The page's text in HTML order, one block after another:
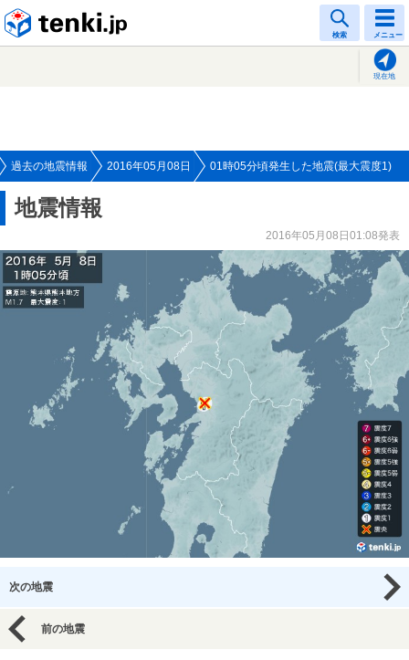
検索 メニュー
現在地
過去の地震情報 2016年05月08日 01時05分頃発生した地震(最大震度1)
地震情報
2016年05月08日01:08発表
次の地震
前の地震